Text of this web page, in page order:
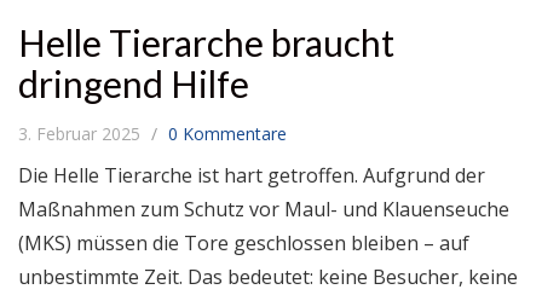
Helle Tierarche braucht
dringend Hilfe
3. Februar 2025 0 Kommentare
Die Helle Tierarche ist hart getroffen. Aufgrund der
Maßnahmen zum Schutz vor Maul- und Klauenseuche
(MKS) müssen die Tore geschlossen bleiben – auf
unbestimmte Zeit. Das bedeutet: keine Besucher, keine